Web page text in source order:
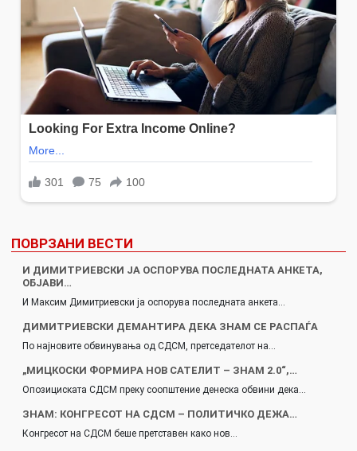
ПОВРЗАНИ ВЕСТИ
И ДИМИТРИЕВСКИ ЈА ОСПОРУВА ПОСЛЕДНАТА АНКЕТА,
ОБЈАВИ…
И Максим Димитриевски ја оспорува последната анкета…
ДИМИТРИЕВСКИ ДЕМАНТИРА ДЕКА ЗНАМ СЕ РАСПАЃА
По најновите обвинувања од СДСМ, претседателот на…
„МИЦКОСКИ ФОРМИРА НОВ САТЕЛИТ – ЗНАМ 2.0“,…
Опозициската СДСМ преку соопштение денеска обвини дека…
ЗНАМ: КОНГРЕСОТ НА СДСМ – ПОЛИТИЧКО ДЕЖА…
Конгресот на СДСМ беше претставен како нов…